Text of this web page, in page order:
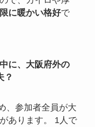
に暖かい格好で
に、大阪府外の
？
、参加者全員が大
あります。 1人で